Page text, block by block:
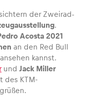
der Zweirad-
.
Acosta 2021
an den Red Bull
kannst.
und Jack Miller
des KTM-